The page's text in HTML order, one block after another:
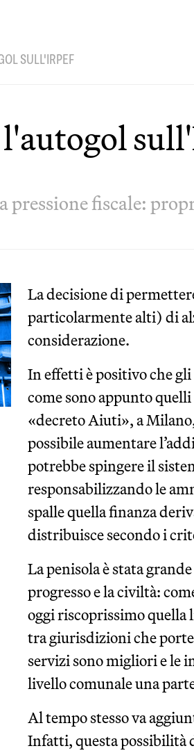
SULL'IRPEF
pressione fiscale:
La decisione di
particolarmente alti) di
considerazione.
In effetti è positivo che
come sono appunto
«decreto Aiuti», a
possibile aumentare
potrebbe spingere il
responsabilizzando le
spalle quella finanza
distribuisce secondo i
La penisola è stata
progresso e la civiltà:
oggi riscoprissimo quella
tra giurisdizioni che
servizi sono migliori e le
livello comunale una
Al tempo stesso va
Infatti, questa possibilità